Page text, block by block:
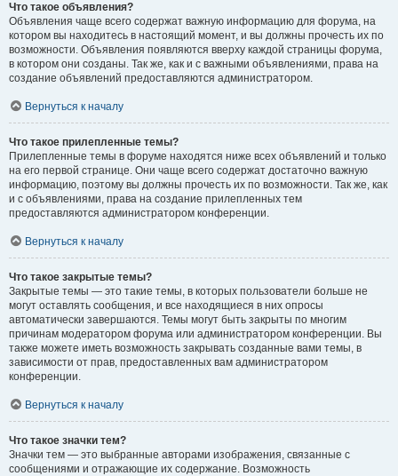
Что такое объявления?
Объявления чаще всего содержат важную информацию для форума, на
котором вы находитесь в настоящий момент, и вы должны прочесть их по
возможности. Объявления появляются вверху каждой страницы форума,
в котором они созданы. Так же, как и с важными объявлениями, права на
создание объявлений предоставляются администратором.
Вернуться к началу
Что такое прилепленные темы?
Прилепленные темы в форуме находятся ниже всех объявлений и только
на его первой странице. Они чаще всего содержат достаточно важную
информацию, поэтому вы должны прочесть их по возможности. Так же, как
и с объявлениями, права на создание прилепленных тем
предоставляются администратором конференции.
Вернуться к началу
Что такое закрытые темы?
Закрытые темы — это такие темы, в которых пользователи больше не
могут оставлять сообщения, и все находящиеся в них опросы
автоматически завершаются. Темы могут быть закрыты по многим
причинам модератором форума или администратором конференции. Вы
также можете иметь возможность закрывать созданные вами темы, в
зависимости от прав, предоставленных вам администратором
конференции.
Вернуться к началу
Что такое значки тем?
Значки тем — это выбранные авторами изображения, связанные с
сообщениями и отражающие их содержание. Возможность